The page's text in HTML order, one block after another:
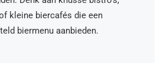
kleine biercafés die een
biermenu aanbieden.